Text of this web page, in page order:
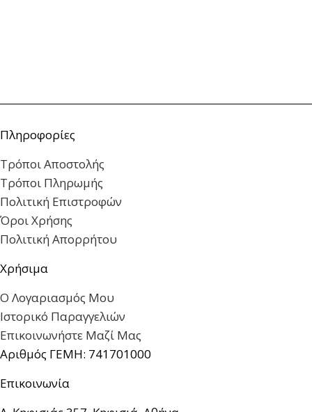
Πληροφορίες
Τρόποι Αποστολής
Τρόποι Πληρωμής
Πολιτική Επιστροφών
Όροι Χρήσης
Πολιτική Απορρήτου
Χρήσιμα
Ο Λογαριασμός Μου
Ιστορικό Παραγγελιών
Επικοινωνήστε Μαζί Μας
Αριθμός ΓΕΜΗ: 741701000
Επικοινωνία